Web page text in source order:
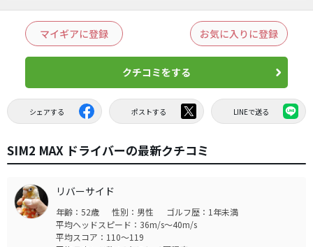
マイギアに登録 お気に入りに登録
クチコミをする
シェアする ポストする LINEで送る
SIM2 MAX ドライバーの最新クチコミ
リバーサイド
年齢：52歳 性別：男性
ゴルフ歴：1年未満
平均ヘッドスピード：36m/s～40m/s
平均スコア：110～119